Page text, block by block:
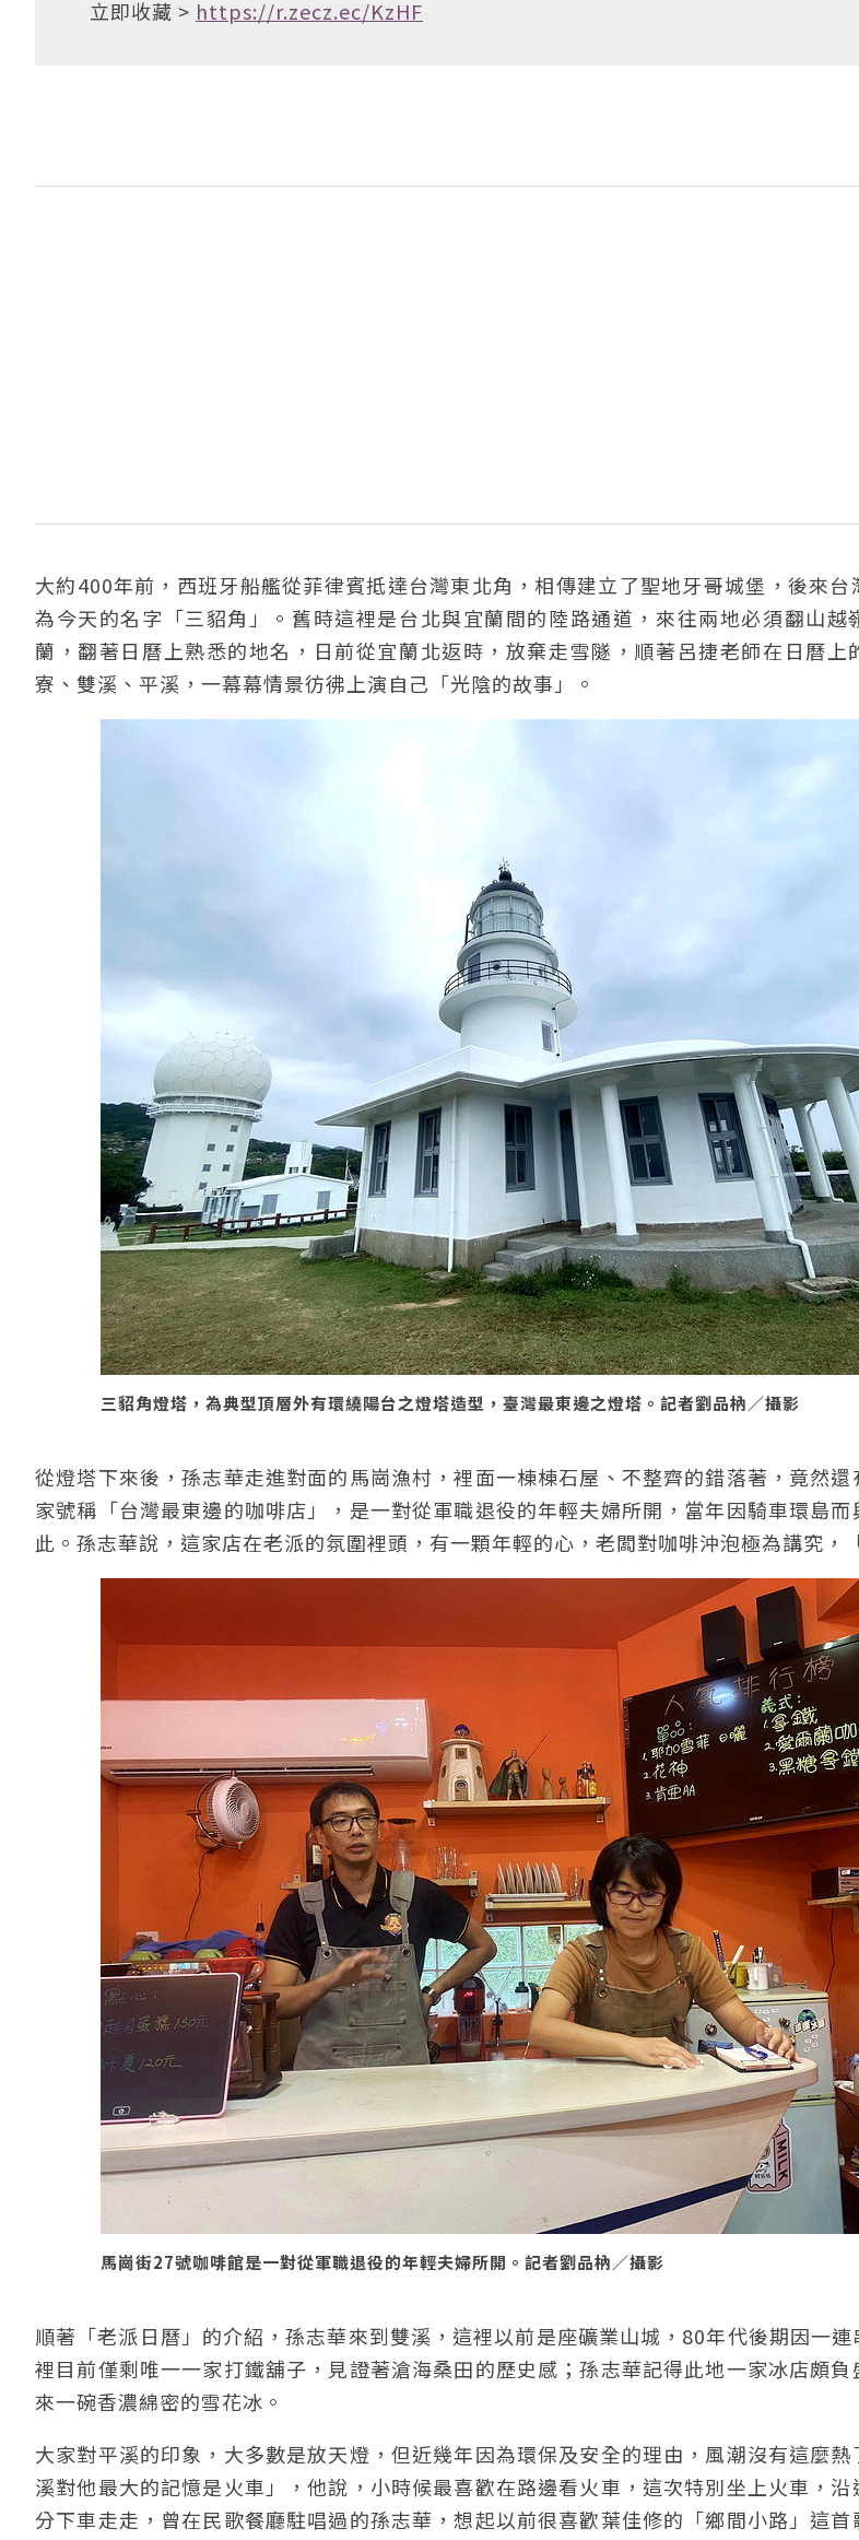
立即收藏 > https://r.zecz.ec/KzHF
大約400年前，西班牙船艦從菲律賓抵達台灣東北角，相傳建立了聖地牙哥城堡，後來台
為今天的名字「三貂角」。舊時這裡是台北與宜蘭間的陸路通道，來往兩地必須翻山越
蘭，翻著日曆上熟悉的地名，日前從宜蘭北返時，放棄走雪隧，順著呂捷老師在日曆上
寮、雙溪、平溪，一幕幕情景彷彿上演自己「光陰的故事」。
三貂角燈塔，為典型頂層外有環繞陽台之燈塔造型，臺灣最東邊之燈塔。記者劉品枘／攝影
從燈塔下來後，孫志華走進對面的馬崗漁村，裡面一棟棟石屋、不整齊的錯落著，竟然
家號稱「台灣最東邊的咖啡店」，是一對從軍職退役的年輕夫婦所開，當年因騎車環島
此。孫志華說，這家店在老派的氛圍裡頭，有一顆年輕的心，老闆對咖啡沖泡極為講究，
馬崗街27號咖啡館是一對從軍職退役的年輕夫婦所開。記者劉品枘／攝影
順著「老派日曆」的介紹，孫志華來到雙溪，這裡以前是座礦業山城，80年代後期因一
裡目前僅剩唯一一家打鐵舖子，見證著滄海桑田的歷史感；孫志華記得此地一家冰店頗
來一碗香濃綿密的雪花冰。
大家對平溪的印象，大多數是放天燈，但近幾年因為環保及安全的理由，風潮沒有這麼
溪對他最大的記憶是火車」，他說，小時候最喜歡在路邊看火車，這次特別坐上火車，
分下車走走，曾在民歌餐廳駐唱過的孫志華，想起以前很喜歡葉佳修的「鄉間小路」這